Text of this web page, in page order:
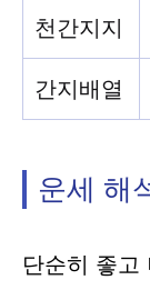
천간지지
간지배열
운세 해
단순히 좋고